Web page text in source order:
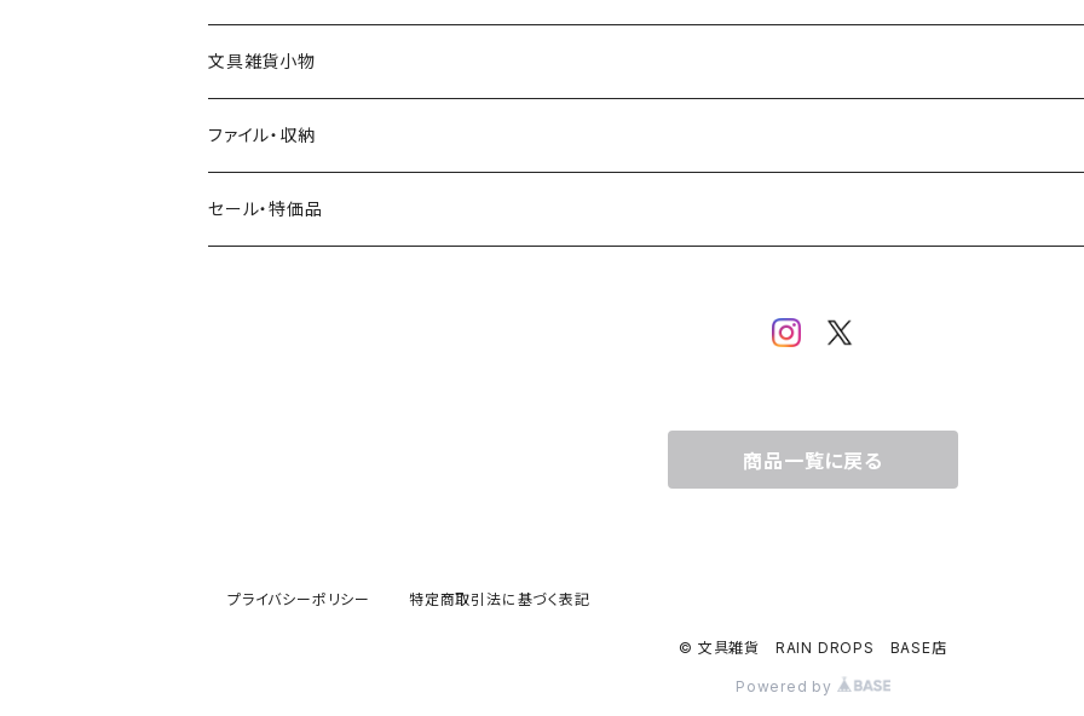
ミモザ
お花・フラワー・グリーン・植物
eric
SAIEN
田村美紀
パピアプラッツ（作家もの）
eric
浅野みどり
西淑
パン・ブレッド
カフェ
コーヒー・飲み物・クリームソーダ
文具雑貨小物
ファイル・収納
セール・特価品
商品一覧に戻る
プライバシーポリシー 特定商取引法に基づく表記
© 文具雑貨 RAIN DROPS BASE店
Powered by